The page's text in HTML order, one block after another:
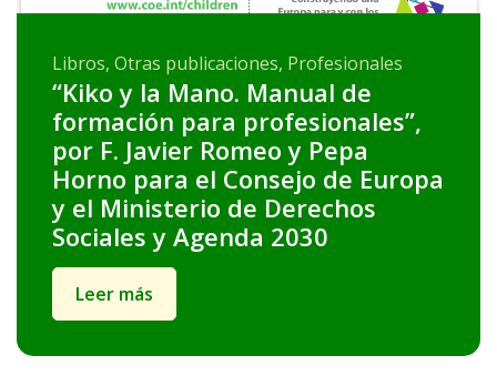
Libros, Otras publicaciones, Profesionales
“Kiko y la Mano. Manual de
formación para profesionales”,
por F. Javier Romeo y Pepa
Horno para el Consejo de Europa
y el Ministerio de Derechos
Sociales y Agenda 2030
Leer más